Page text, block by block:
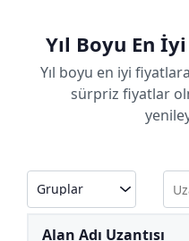
Yıl Boyu En
Yıl boyu en iyi
sürpriz fiyatlar
Alan Adı Uzantısı